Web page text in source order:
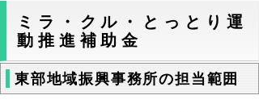
ミラ・クル・とっとり運
動推進補助金
東部地域振興事務所の担当範囲